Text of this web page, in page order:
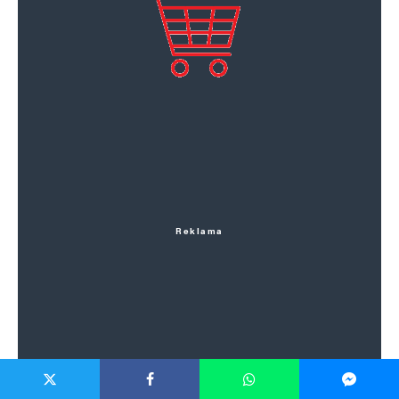
Reklama